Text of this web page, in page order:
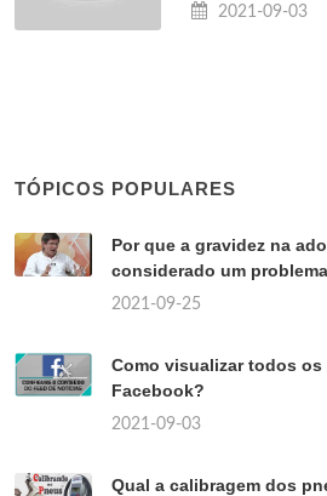
2021-09-03
TÓPICOS POPULARES
Por que a gravidez na
considerado um
2021-09-25
Como visualizar todos
Facebook?
2021-09-03
Qual a calibragem dos